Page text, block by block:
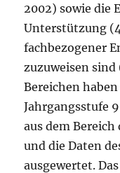
2002) sowie die
Unterstützung
fachbezogener
zuzuweisen sind
Bereichen
Jahrgangsstufe
aus dem Bereich
und die Daten
ausgewertet.